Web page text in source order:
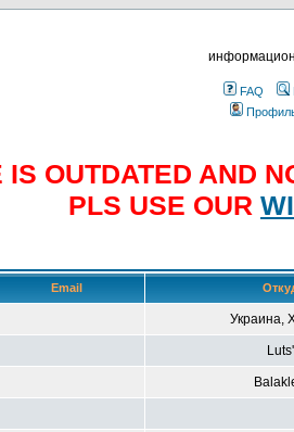
FAQ
IS OUTDATED AND
PLS USE OUR
Email
Украина,